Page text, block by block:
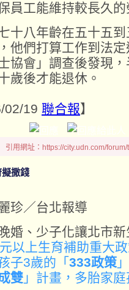
員工能維持較長久
十八年齡在五十五
他們打算工作到法
協會」調查後發現
歲後才能退休。
02/19 聯合報】
引用網址：https://city.udn.com/
擬撒錢
珍／台北報導
婚、少子化讓北市
以上生育補助重大
子3歲的「 333政策
雙 」計畫，多胎家